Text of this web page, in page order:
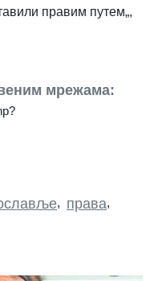
правим путем„,
мрежама:
, права,